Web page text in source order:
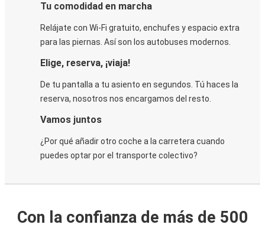
Tu comodidad en marcha
Relájate con Wi-Fi gratuito, enchufes y espacio extra
para las piernas. Así son los autobuses modernos.
Elige, reserva, ¡viaja!
De tu pantalla a tu asiento en segundos. Tú haces la
reserva, nosotros nos encargamos del resto.
Vamos juntos
¿Por qué añadir otro coche a la carretera cuando
puedes optar por el transporte colectivo?
Con la confianza de más de 500